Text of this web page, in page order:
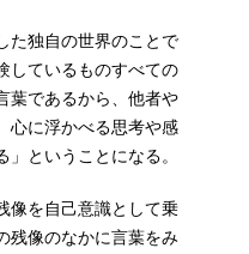
た独自の世界のことで
しているものすべての
葉であるから、他者や
心に浮かべる思考や感
ということになる。
像を自己意識として乗
残像のなかに言葉をみ